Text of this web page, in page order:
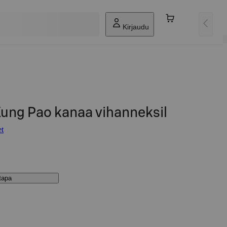
Kirjaudu
Pao kanaa vihanneksil